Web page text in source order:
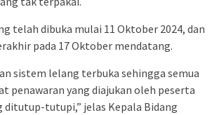
telah dibuka mulai 11 Oktober 2024, dan
pada 17 Oktober mendatang.
sistem lelang terbuka sehingga semua
penawaran yang diajukan oleh peserta
ditutup-tutupi,” jelas Kepala Bidang